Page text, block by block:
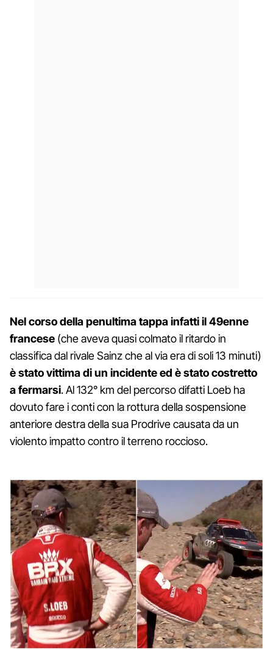
Nel corso della penultima tappa infatti il 49enne
francese (che aveva quasi colmato il ritardo in
classifica dal rivale Sainz che al via era di soli 13 minuti)
è stato vittima di un incidente ed è stato costretto
a fermarsi. Al 132° km del percorso difatti Loeb ha
dovuto fare i conti con la rottura della sospensione
anteriore destra della sua Prodrive causata da un
violento impatto contro il terreno roccioso.